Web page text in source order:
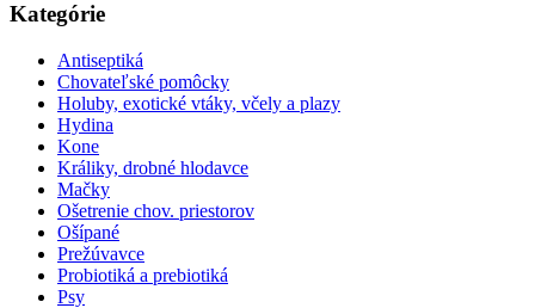
Kategórie
Antiseptiká
Chovateľské pomôcky
Holuby, exotické vtáky, včely a plazy
Hydina
Kone
Králiky, drobné hlodavce
Mačky
Ošetrenie chov. priestorov
Ošípané
Prežúvavce
Probiotiká a prebiotiká
Psy